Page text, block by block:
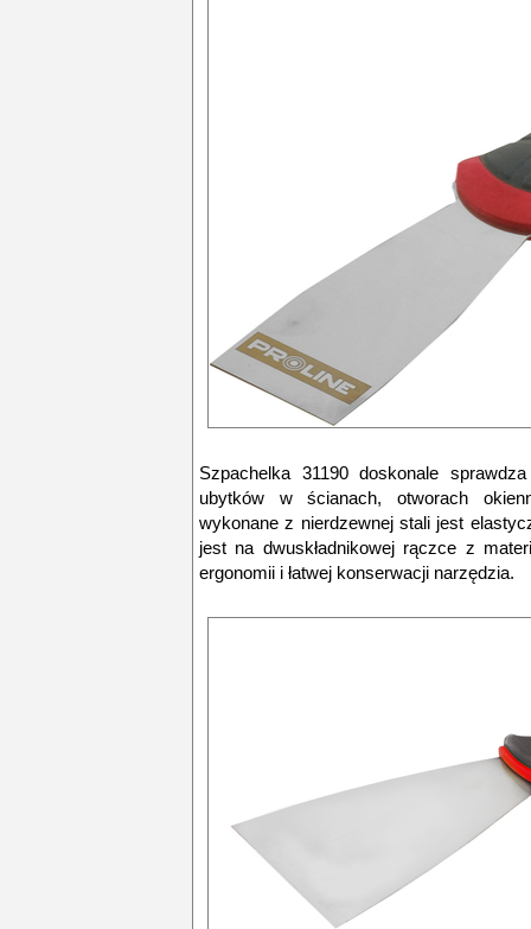
Szpachelka 31190 doskonale
ubytków w ścianach, otworach
wykonane z nierdzewnej stali jest
jest na dwuskładnikowej rączce z
ergonomii i łatwej konserwacji narzędzia.